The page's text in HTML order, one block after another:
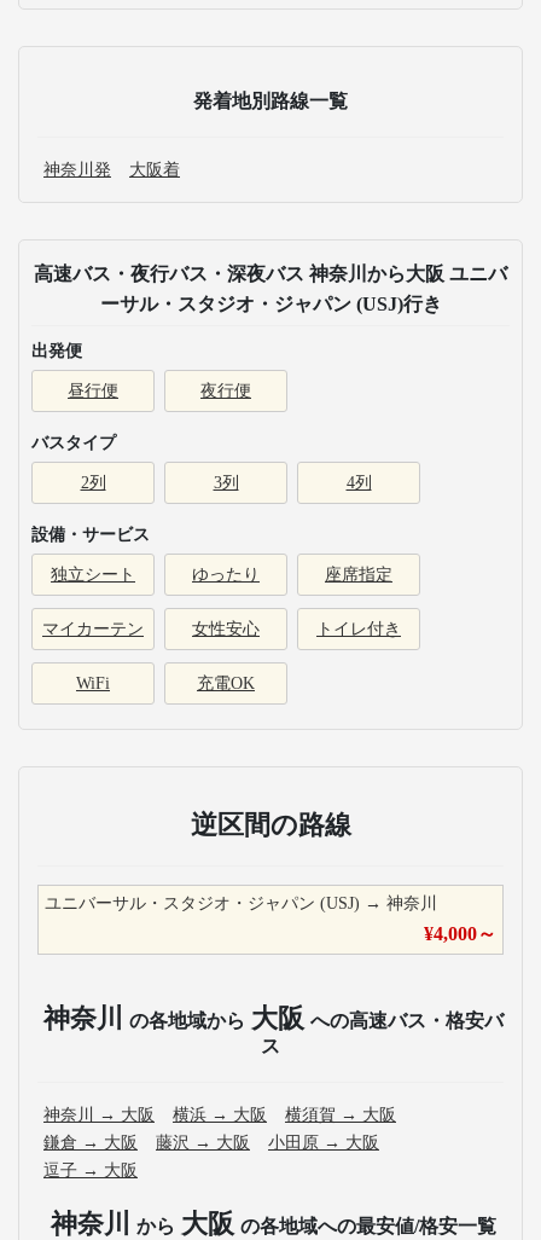
発着地別路線一覧
神奈川発 大阪着
高速バス・夜行バス・深夜バス 神奈川から大阪 ユニバ
ーサル・スタジオ・ジャパン (USJ)行き
出発便
昼行便 夜行便
バスタイプ
2列 3列 4列
設備・サービス
独立シート ゆったり 座席指定
マイカーテン 女性安心 トイレ付き
WiFi 充電OK
逆区間の路線
ユニバーサル・スタジオ・ジャパン (USJ) → 神奈川
¥4,000～
神奈川 の各地域から 大阪 への高速バス・格安バ
ス
神奈川 → 大阪 横浜 → 大阪 横須賀 → 大阪
鎌倉 → 大阪 藤沢 → 大阪 小田原 → 大阪
逗子 → 大阪
神奈川 から 大阪 の各地域への最安値/格安一覧